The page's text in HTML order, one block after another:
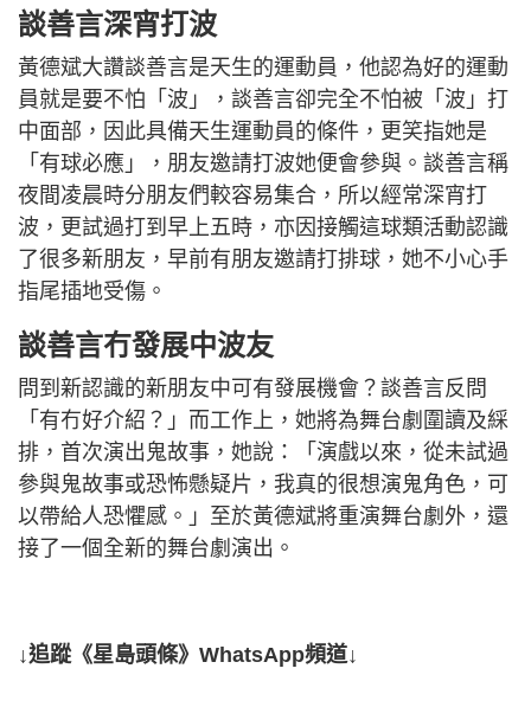
談善言深宵打波
黃德斌大讚談善言是天生的運動員，他認為好的運動
員就是要不怕「波」，談善言卻完全不怕被「波」打
中面部，因此具備天生運動員的條件，更笑指她是
「有球必應」，朋友邀請打波她便會參與。談善言稱
夜間凌晨時分朋友們較容易集合，所以經常深宵打
波，更試過打到早上五時，亦因接觸這球類活動認識
了很多新朋友，早前有朋友邀請打排球，她不小心手
指尾插地受傷。
談善言冇發展中波友
問到新認識的新朋友中可有發展機會？談善言反問
「有冇好介紹？」而工作上，她將為舞台劇圍讀及綵
排，首次演出鬼故事，她說：「演戲以來，從未試過
參與鬼故事或恐怖懸疑片，我真的很想演鬼角色，可
以帶給人恐懼感。」至於黃德斌將重演舞台劇外，還
接了一個全新的舞台劇演出。
↓追蹤《星島頭條》WhatsApp頻道↓